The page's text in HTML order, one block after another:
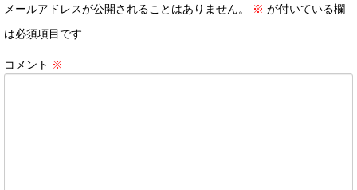
メールアドレスが公開されることはありません。 ※ が付いている欄
は必須項目です
コメント ※